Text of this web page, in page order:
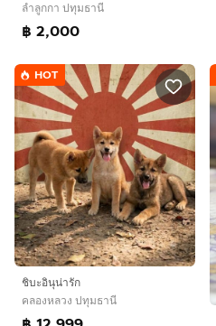
ลำลูกกา ปทุมธานี
฿ 2,000
HOT
ชิบะอินุน่ารัก
คลองหลวง ปทุมธานี